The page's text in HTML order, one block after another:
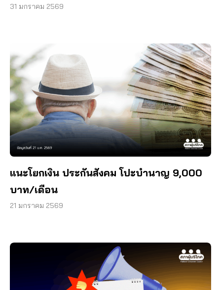
ใหม่ ปิดโอกาสตัวแทนตัวจริง
31 มกราคม 2569
แนะโยกเงิน ประกันสังคม โปะบำนาญ 9,000
บาท/เดือน
21 มกราคม 2569